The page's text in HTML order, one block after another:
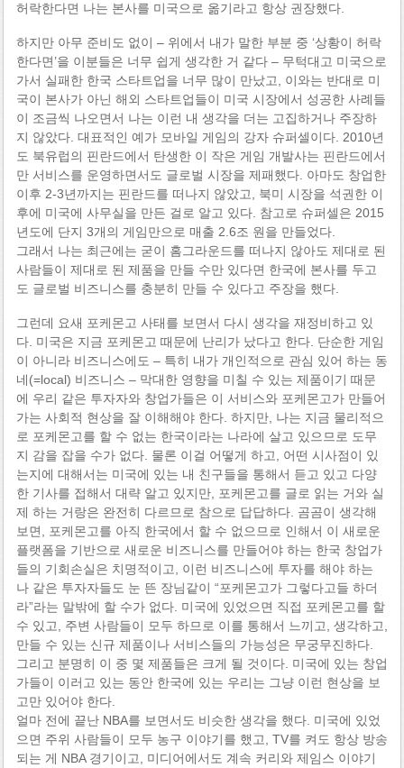
허락한다면 나는 본사를 미국으로 옮기라고 항상 권장했다.
하지만 아무 준비도 없이 – 위에서 내가 말한 부분 중 ‘상황이 허락
한다면’을 이분들은 너무 쉽게 생각한 거 같다 – 무턱대고 미국으로
가서 실패한 한국 스타트업을 너무 많이 만났고, 이와는 반대로 미
국이 본사가 아닌 해외 스타트업들이 미국 시장에서 성공한 사례들
이 조금씩 나오면서 나는 이런 내 생각을 더는 고집하거나 주장하
지 않았다. 대표적인 예가 모바일 게임의 강자 슈퍼셀이다. 2010년
도 북유럽의 핀란드에서 탄생한 이 작은 게임 개발사는 핀란드에서
만 서비스를 운영하면서도 글로벌 시장을 제패했다. 아마도 창업한
이후 2-3년까지는 핀란드를 떠나지 않았고, 북미 시장을 석권한 이
후에 미국에 사무실을 만든 걸로 알고 있다. 참고로 슈퍼셀은 2015
년도에 단지 3개의 게임만으로 매출 2.6조 원을 만들었다.
그래서 나는 최근에는 굳이 홈그라운드를 떠나지 않아도 제대로 된
사람들이 제대로 된 제품을 만들 수만 있다면 한국에 본사를 두고
도 글로벌 비즈니스를 충분히 만들 수 있다고 주장을 했다.
그런데 요새 포케몬고 사태를 보면서 다시 생각을 재정비하고 있
다. 미국은 지금 포케몬고 때문에 난리가 났다고 한다. 단순한 게임
이 아니라 비즈니스에도 – 특히 내가 개인적으로 관심 있어 하는 동
네(=local) 비즈니스 – 막대한 영향을 미칠 수 있는 제품이기 때문
에 우리 같은 투자자와 창업가들은 이 서비스와 포케몬고가 만들어
가는 사회적 현상을 잘 이해해야 한다. 하지만, 나는 지금 물리적으
로 포케몬고를 할 수 없는 한국이라는 나라에 살고 있으므로 도무
지 감을 잡을 수가 없다. 물론 이걸 어떻게 하고, 어떤 시사점이 있
는지에 대해서는 미국에 있는 내 친구들을 통해서 듣고 있고 다양
한 기사를 접해서 대략 알고 있지만, 포케몬고를 글로 읽는 거와 실
제 하는 거랑은 완전히 다르므로 참으로 답답하다. 곰곰이 생각해
보면, 포케몬고를 아직 한국에서 할 수 없으므로 인해서 이 새로운
플랫폼을 기반으로 새로운 비즈니스를 만들어야 하는 한국 창업가
들의 기회손실은 치명적이고, 이런 비즈니스에 투자를 해야 하는
나 같은 투자자들도 눈 뜬 장님같이 “포케몬고가 그렇다고들 하더
라”라는 말밖에 할 수가 없다. 미국에 있었으면 직접 포케몬고를 할
수 있고, 주변 사람들이 모두 하므로 이를 통해서 느끼고, 생각하고,
만들 수 있는 신규 제품이나 서비스들의 가능성은 무궁무진하다.
그리고 분명히 이 중 몇 제품들은 크게 될 것이다. 미국에 있는 창업
가들이 이러고 있는 동안 한국에 있는 우리는 그냥 이런 현상을 보
고만 있어야 한다.
얼마 전에 끝난 NBA를 보면서도 비슷한 생각을 했다. 미국에 있었
으면 주위 사람들이 모두 농구 이야기를 했고, TV를 켜도 항상 방송
되는 게 NBA 경기이고, 미디어에서도 계속 커리와 제임스 이야기